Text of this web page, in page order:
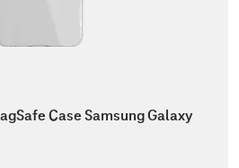
Case Samsung Galaxy